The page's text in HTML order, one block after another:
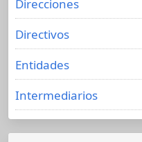
Direcciones
Directivos
Entidades
Intermediarios